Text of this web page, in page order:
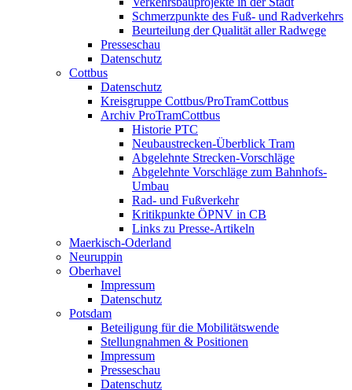
Schmerzpunkte des Fuß- und Radverkehrs
Beurteilung der Qualität aller Radwege
Presseschau
Datenschutz
Cottbus
Datenschutz
Kreisgruppe Cottbus/ProTramCottbus
Archiv ProTramCottbus
Historie PTC
Neubaustrecken-Überblick Tram
Abgelehnte Strecken-Vorschläge
Abgelehnte Vorschläge zum Bahnhofs-
Umbau
Rad- und Fußverkehr
Kritikpunkte ÖPNV in CB
Links zu Presse-Artikeln
Maerkisch-Oderland
Neuruppin
Oberhavel
Impressum
Datenschutz
Potsdam
Beteiligung für die Mobilitätswende
Stellungnahmen & Positionen
Impressum
Presseschau
Datenschutz